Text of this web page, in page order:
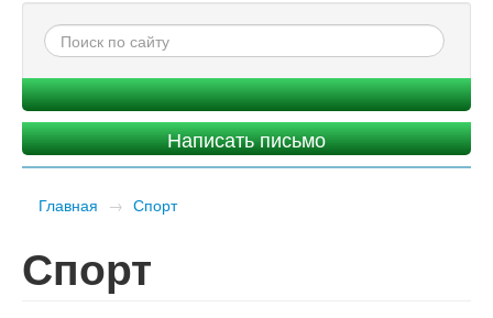
Написать письмо
Главная → Спорт
Спорт